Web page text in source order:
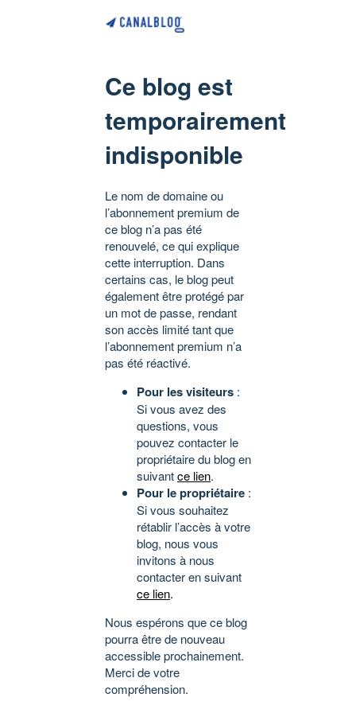
Ce blog est
temporairement
indisponible
Le nom de domaine ou
l’abonnement premium de
ce blog n’a pas été
renouvelé, ce qui explique
cette interruption. Dans
certains cas, le blog peut
également être protégé par
un mot de passe, rendant
son accès limité tant que
l’abonnement premium n’a
pas été réactivé.
Pour les visiteurs :
Si vous avez des
questions, vous
pouvez contacter le
propriétaire du blog en
suivantce lien.
Pour le propriétaire :
Si vous souhaitez
rétablir l’accès à votre
blog, nous vous
invitons à nous
contacter en suivant
ce lien.
Nous espérons que ce blog
pourra être de nouveau
accessible prochainement.
Merci de votre
compréhension.